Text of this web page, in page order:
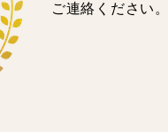
ご連絡ください。